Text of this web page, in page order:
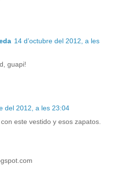
14 d’octubre del 2012, a les
guapi!
del 2012, a les 23:04
este vestido y esos zapatos.